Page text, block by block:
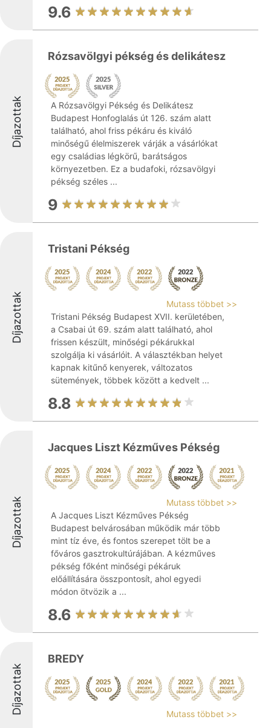
9.6
Díjazottak
Rózsavölgyi pékség és delikátesz
A Rózsavölgyi Pékség és Delikátesz
Budapest Honfoglalás út 126. szám alatt
található, ahol friss pékáru és kiváló
minőségű élelmiszerek várják a vásárlókat
egy családias légkörű, barátságos
környezetben. Ez a budafoki, rózsavölgyi
pékség széles ...
9
Díjazottak
Tristani Pékség
Mutass többet >>
Tristani Pékség Budapest XVII. kerületében,
a Csabai út 69. szám alatt található, ahol
frissen készült, minőségi pékárukkal
szolgálja ki vásárlóit. A választékban helyet
kapnak kitűnő kenyerek, változatos
sütemények, többek között a kedvelt ...
8.8
Díjazottak
Jacques Liszt Kézműves Pékség
Mutass többet >>
A Jacques Liszt Kézműves Pékség
Budapest belvárosában működik már több
mint tíz éve, és fontos szerepet tölt be a
főváros gasztrokultúrájában. A kézműves
pékség főként minőségi pékáruk
előállítására összpontosít, ahol egyedi
módon ötvözik a ...
8.6
Díjazottak
BREDY
Mutass többet >>